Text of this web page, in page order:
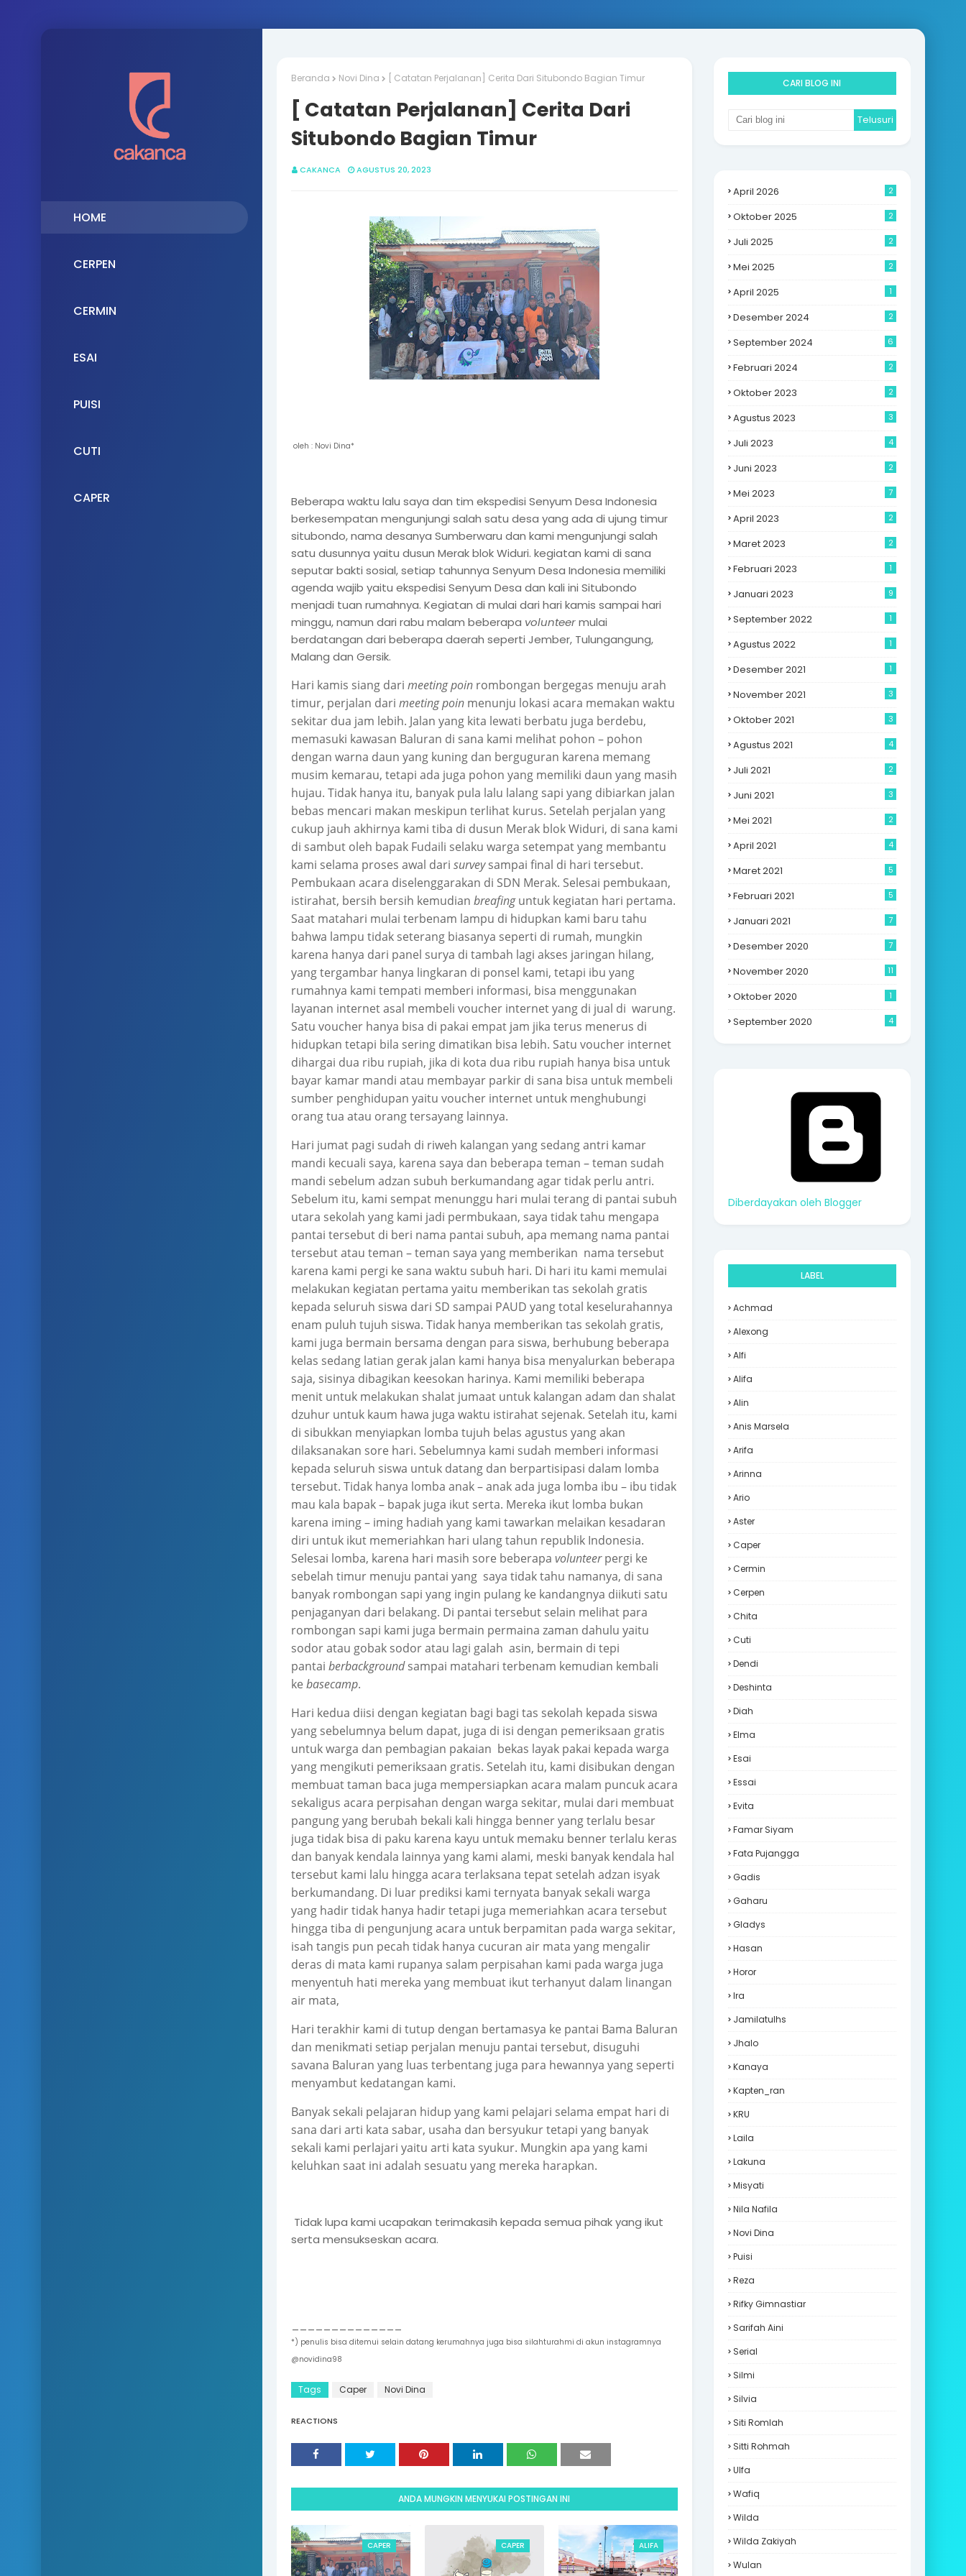
HOME
CERPEN
CERMIN
ESAI
PUISI
CUTI
CAPER
Beranda Novi Dina [ Catatan Perjalanan] Cerita Dari Situbondo Bagian Timur
[ Catatan Perjalanan] Cerita Dari
Situbondo Bagian Timur
CAKANCA AGUSTUS 20, 2023
oleh : Novi Dina*
Beberapa waktu lalu saya dan tim ekspedisi Senyum Desa Indonesia
berkesempatan mengunjungi salah satu desa yang ada di ujung timur
situbondo, nama desanya Sumberwaru dan kami mengunjungi salah
satu dusunnya yaitu dusun Merak blok Widuri. kegiatan kami di sana
seputar bakti sosial, setiap tahunnya Senyum Desa Indonesia memiliki
agenda wajib yaitu ekspedisi Senyum Desa dan kali ini Situbondo
menjadi tuan rumahnya. Kegiatan di mulai dari hari kamis sampai hari
minggu, namun dari rabu malam beberapa volunteermulai
berdatangan dari beberapa daerah seperti Jember, Tulungangung,
Malang dan Gersik.
Hari kamis siang dari meeting poin rombongan bergegas menuju arah
timur, perjalan dari meeting poinmenunju lokasi acara memakan waktu
sekitar dua jam lebih. Jalan yang kita lewati berbatu juga berdebu,
memasuki kawasan Baluran di sana kami melihat pohon – pohon
dengan warna daun yang kuning dan berguguran karena memang
musim kemarau, tetapi ada juga pohon yang memiliki daun yang masih
hujau. Tidak hanya itu, banyak pula lalu lalang sapi yang dibiarkan jalan
bebas mencari makan meskipun terlihat kurus. Setelah perjalan yang
cukup jauh akhirnya kami tiba di dusun Merak blok Widuri, di sana kami
di sambut oleh bapak Fudaili selaku warga setempat yang membantu
kami selama proses awal dari surveysampai final di hari tersebut.
Pembukaan acara diselenggarakan di SDN Merak. Selesai pembukaan,
istirahat, bersih bersih kemudian breafinguntuk kegiatan hari pertama.
Saat matahari mulai terbenam lampu di hidupkan kami baru tahu
bahwa lampu tidak seterang biasanya seperti di rumah, mungkin
karena hanya dari panel surya di tambah lagi akses jaringan hilang,
yang tergambar hanya lingkaran di ponsel kami, tetapi ibu yang
rumahnya kami tempati memberi informasi, bisa menggunakan
layanan internet asal membeli voucher internet yang di jual di warung.
Satu voucher hanya bisa di pakai empat jam jika terus menerus di
hidupkan tetapi bila sering dimatikan bisa lebih. Satu voucher internet
dihargai dua ribu rupiah, jika di kota dua ribu rupiah hanya bisa untuk
bayar kamar mandi atau membayar parkir di sana bisa untuk membeli
sumber penghidupan yaitu voucher internet untuk menghubungi
orang tua atau orang tersayang lainnya.
Hari jumat pagi sudah di riweh kalangan yang sedang antri kamar
mandi kecuali saya, karena saya dan beberapa teman – teman sudah
mandi sebelum adzan subuh berkumandang agar tidak perlu antri.
Sebelum itu, kami sempat menunggu hari mulai terang di pantai subuh
utara sekolah yang kami jadi permbukaan, saya tidak tahu mengapa
pantai tersebut di beri nama pantai subuh, apa memang nama pantai
tersebut atau teman – teman saya yang memberikan nama tersebut
karena kami pergi ke sana waktu subuh hari. Di hari itu kami memulai
melakukan kegiatan pertama yaitu memberikan tas sekolah gratis
kepada seluruh siswa dari SD sampai PAUD yang total keselurahannya
enam puluh tujuh siswa. Tidak hanya memberikan tas sekolah gratis,
kami juga bermain bersama dengan para siswa, berhubung beberapa
kelas sedang latian gerak jalan kami hanya bisa menyalurkan beberapa
saja, sisinya dibagikan keesokan harinya. Kami memiliki beberapa
menit untuk melakukan shalat jumaat untuk kalangan adam dan shalat
dzuhur untuk kaum hawa juga waktu istirahat sejenak. Setelah itu, kami
di sibukkan menyiapkan lomba tujuh belas agustus yang akan
dilaksanakan sore hari. Sebelumnya kami sudah memberi informasi
kepada seluruh siswa untuk datang dan berpartisipasi dalam lomba
tersebut. Tidak hanya lomba anak – anak ada juga lomba ibu – ibu tidak
mau kala bapak – bapak juga ikut serta. Mereka ikut lomba bukan
karena iming – iming hadiah yang kami tawarkan melaikan kesadaran
diri untuk ikut memeriahkan hari ulang tahun republik Indonesia.
Selesai lomba, karena hari masih sore beberapa volunteerpergi ke
sebelah timur menuju pantai yang saya tidak tahu namanya, di sana
banyak rombongan sapi yang ingin pulang ke kandangnya diikuti satu
penjaganyan dari belakang. Di pantai tersebut selain melihat para
rombongan sapi kami juga bermain permaina zaman dahulu yaitu
sodor atau gobak sodor atau lagi galah asin, bermain di tepi
pantai berbackgroundsampai matahari terbenam kemudian kembali
ke basecamp.
Hari kedua diisi dengan kegiatan bagi bagi tas sekolah kepada siswa
yang sebelumnya belum dapat, juga di isi dengan pemeriksaan gratis
untuk warga dan pembagian pakaian bekas layak pakai kepada warga
yang mengikuti pemeriksaan gratis. Setelah itu, kami disibukan dengan
membuat taman baca juga mempersiapkan acara malam puncuk acara
sekaligus acara perpisahan dengan warga sekitar, mulai dari membuat
pangung yang berubah bekali kali hingga benner yang terlalu besar
juga tidak bisa di paku karena kayu untuk memaku benner terlalu keras
dan banyak kendala lainnya yang kami alami, meski banyak kendala hal
tersebut kami lalu hingga acara terlaksana tepat setelah adzan isyak
berkumandang. Di luar prediksi kami ternyata banyak sekali warga
yang hadir tidak hanya hadir tetapi juga memeriahkan acara tersebut
hingga tiba di pengunjung acara untuk berpamitan pada warga sekitar,
isah tangis pun pecah tidak hanya cucuran air mata yang mengalir
deras di mata kami rupanya salam perpisahan kami pada warga juga
menyentuh hati mereka yang membuat ikut terhanyut dalam linangan
air mata,
Hari terakhir kami di tutup dengan bertamasya ke pantai Bama Baluran
dan menikmati setiap perjalan menuju pantai tersebut, disuguhi
savana Baluran yang luas terbentang juga para hewannya yang seperti
menyambut kedatangan kami.
Banyak sekali pelajaran hidup yang kami pelajari selama empat hari di
sana dari arti kata sabar, usaha dan bersyukur tetapi yang banyak
sekali kami perlajari yaitu arti kata syukur. Mungkin apa yang kami
keluhkan saat ini adalah sesuatu yang mereka harapkan.
Tidak lupa kami ucapakan terimakasih kepada semua pihak yang ikut
serta mensukseskan acara.
*) penulis bisa ditemui selain datang kerumahnya juga bisa silahturahmi di akun instagramnya
@novidina98
Tags Caper Novi Dina
REACTIONS
ANDA MUNGKIN MENYUKAI POSTINGAN INI
CAPER CAPER ALIFA
CARI BLOG INI
April 2026 2
Oktober 2025 2
Juli 2025 2
Mei 2025 2
April 2025 1
Desember 2024 2
September 2024 6
Februari 2024 2
Oktober 2023 2
Agustus 2023 3
Juli 2023 4
Juni 2023 2
Mei 2023 7
April 2023 2
Maret 2023 2
Februari 2023 1
Januari 2023 9
September 2022 1
Agustus 2022 1
Desember 2021 1
November 2021 3
Oktober 2021 3
Agustus 2021 4
Juli 2021 2
Juni 2021 3
Mei 2021 2
April 2021 4
Maret 2021 5
Februari 2021 5
Januari 2021 7
Desember 2020 7
November 2020 11
Oktober 2020 1
September 2020 4
Diberdayakan oleh Blogger
LABEL
Achmad
Alexong
Alfi
Alifa
Alin
Anis Marsela
Arifa
Arinna
Ario
Aster
Caper
Cermin
Cerpen
Chita
Cuti
Dendi
Deshinta
Diah
Elma
Esai
Essai
Evita
Famar Siyam
Fata Pujangga
Gadis
Gaharu
Gladys
Hasan
Horor
Ira
Jamilatulhs
Jhalo
Kanaya
Kapten_ran
KRU
Laila
Lakuna
Misyati
Nila Nafila
Novi Dina
Puisi
Reza
Rifky Gimnastiar
Sarifah Aini
Serial
Silmi
Silvia
Siti Romlah
Sitti Rohmah
Ulfa
Wafiq
Wilda
Wilda Zakiyah
Wulan